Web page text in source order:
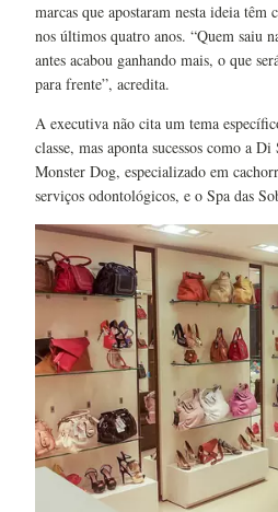
marcas que apostaram nesta ideia
nos últimos quatro anos. “Quem saiu
antes acabou ganhando mais, o que
para frente”, acredita.
A executiva não cita um tema
classe, mas aponta sucessos como a
Monster Dog, especializado em
serviços odontológicos, e o Spa das